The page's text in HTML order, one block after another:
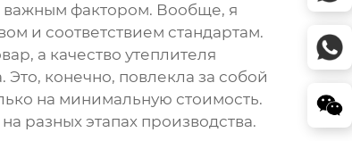
важным фактором. Вообще, я
и соответствием стандартам.
а качество утеплителя
конечно, повлекла за собой
на минимальную стоимость.
разных этапах производства.